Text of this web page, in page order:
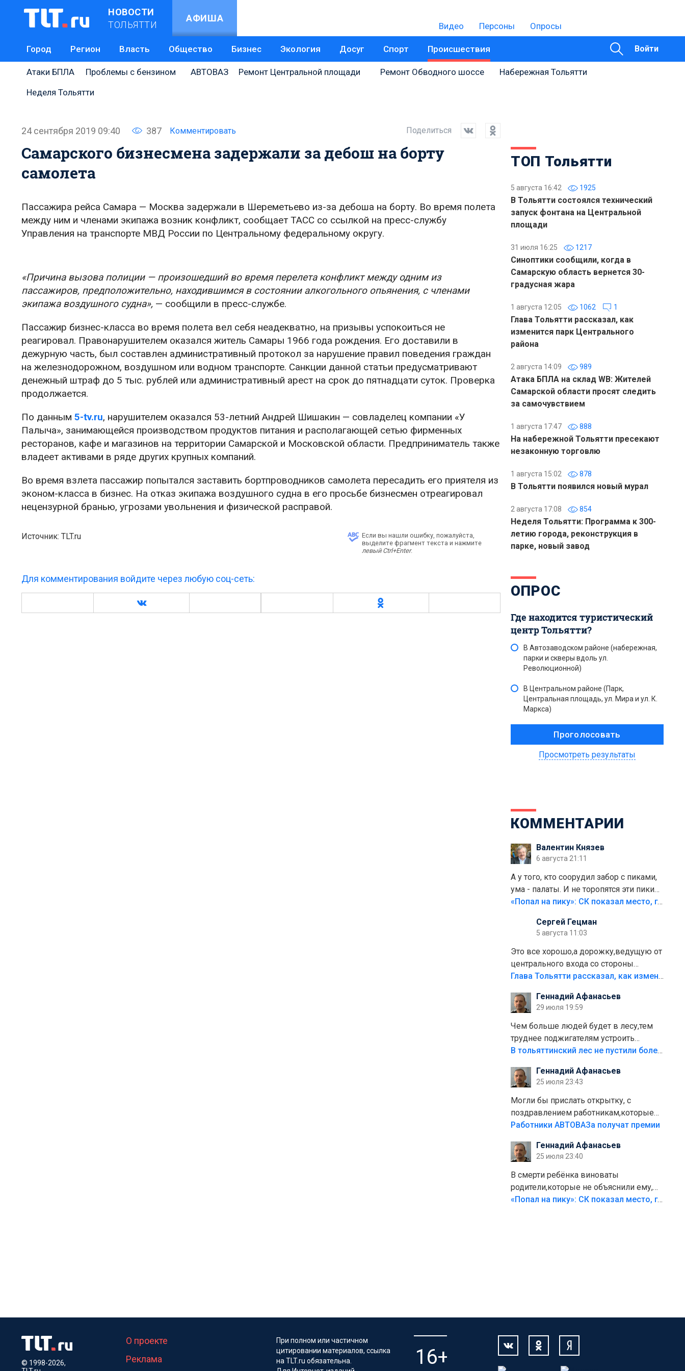
НОВОСТИ
ТОЛЬЯТТИ
АФИША
Видео Персоны Опросы
Город Регион Власть Общество Бизнес Экология Досуг Спорт Происшествия Войти
Атаки БПЛА Проблемы с бензином АВТОВАЗ Ремонт Центральной площади Ремонт Обводного шоссе
Набережная Тольятти
Неделя Тольятти
24 сентября 2019 09:40 387 Комментировать Поделиться
Самарского бизнесмена задержали за дебош на борту
самолета
Пассажира рейса Самара — Москва задержали в Шереметьево из-за дебоша на борту. Во время полета
между ним и членами экипажа возник конфликт, сообщает ТАСС со ссылкой на пресс-службу
Управления на транспорте МВД России по Центральному федеральному округу.
«Причина вызова полиции — произошедший во время перелета конфликт между одним из
пассажиров, предположительно, находившимся в состоянии алкогольного опьянения, с членами
экипажа воздушного судна», — сообщили в пресс-службе.
Пассажир бизнес-класса во время полета вел себя неадекватно, на призывы успокоиться не
реагировал. Правонарушителем оказался житель Самары 1966 года рождения. Его доставили в
дежурную часть, был составлен административный протокол за нарушение правил поведения граждан
на железнодорожном, воздушном или водном транспорте. Санкции данной статьи предусматривают
денежный штраф до 5 тыс. рублей или административный арест на срок до пятнадцати суток. Проверка
продолжается.
По данным 5-tv.ru, нарушителем оказался 53-летний Андрей Шишакин — совладелец компании «У
Палыча», занимающейся производством продуктов питания и располагающей сетью фирменных
ресторанов, кафе и магазинов на территории Самарской и Московской области. Предприниматель также
владеет активами в ряде других крупных компаний.
Во время взлета пассажир попытался заставить бортпроводников самолета пересадить его приятеля из
эконом-класса в бизнес. На отказ экипажа воздушного судна в его просьбе бизнесмен отреагировал
нецензурной бранью, угрозами увольнения и физической расправой.
Источник: TLT.ru
Если вы нашли ошибку, пожалуйста,
выделите фрагмент текста и нажмите
левый Ctrl+Enter.
Для комментирования войдите через любую соц-сеть:
ТОП Тольятти
5 августа 16:42 1925
В Тольятти состоялся технический
запуск фонтана на Центральной
площади
31 июля 16:25 1217
Синоптики сообщили, когда в
Самарскую область вернется 30-
градусная жара
1 августа 12:05 1062 1
Глава Тольятти рассказал, как
изменится парк Центрального
района
2 августа 14:09 989
Атака БПЛА на склад WB: Жителей
Самарской области просят следить
за самочувствием
1 августа 17:47 888
На набережной Тольятти пресекают
незаконную торговлю
1 августа 15:02 878
В Тольятти появился новый мурал
2 августа 17:08 854
Неделя Тольятти: Программа к 300-
летию города, реконструкция в
парке, новый завод
ОПРОС
Где находится туристический
центр Тольятти?
В Автозаводском районе (набережная,
парки и скверы вдоль ул.
Революционной)
В Центральном районе (Парк,
Центральная площадь, ул. Мира и ул. К.
Маркса)
Просмотреть результаты
КОММЕНТАРИИ
Валентин Князев
6 августа 21:11
А у того, кто соорудил забор с пиками,
ума - палаты. И не торопятся эти пики
срезать
«Попал на пику»: СК показал место, где был смертельно травмирован ребенок в Тольятти
Сергей Гецман
5 августа 11:03
Это все хорошо,а дорожку,ведущую от
центрального входа со стороны
кафе"Мираж" к аттракционам слабо
плитки не хватило,т.к.осенью и зимой
лежала в парке и испортилась.Да
еще,видимо,часть украли.
Глава Тольятти рассказал, как изменится парк Центрального района
Геннадий Афанасьев
29 июля 19:59
Чем больше людей будет в лесу,тем
труднее поджигателям устроить
пожар.Тех кто разводит костры,тех
полно стоит,почему водители всё
равно едут в лес? Штрафы мизерные.
В тольяттинский лес не пустили более тысячи автомобилей
Геннадий Афанасьев
25 июля 23:43
Могли бы прислать открытку, с
поздравлением работникам,которые
больше сорока лет отработали на
Работники АВТОВАЗа получат премии
Геннадий Афанасьев
25 июля 23:40
В смерти ребёнка виноваты
родители,которые не объяснили ему,
что такое хорошо и что такое плохо!
«Попал на пику»: СК показал место, где был смертельно травмирован ребенок в Тольятти
© 1998-2026,
О проекте
Реклама
При полном или частичном
цитировании материалов, ссылка
на TLT.ru обязательна.